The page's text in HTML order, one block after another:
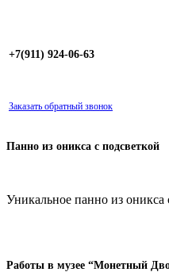
+7(911) 924-06-63
Заказать обратный звонок
Панно из оникса с подсветкой
Уникальное панно из
Работы в музее “Монетный